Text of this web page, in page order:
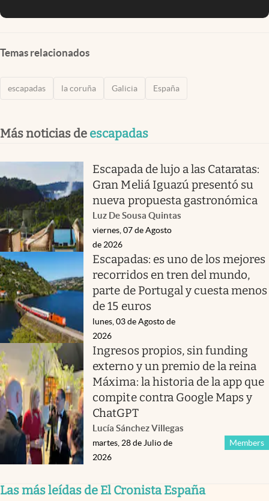
Temas relacionados
escapadas la coruña Galicia España
Más noticias de escapadas
Escapada de lujo a las Cataratas:
Gran Meliá Iguazú presentó su
nueva propuesta gastronómica
Luz De Sousa Quintas
viernes, 07 de Agosto
de 2026
Escapadas: es uno de los mejores
recorridos en tren del mundo,
parte de Portugal y cuesta menos
de 15 euros
lunes, 03 de Agosto de
2026
Ingresos propios, sin funding
externo y un premio de la reina
Máxima: la historia de la app que
compite contra Google Maps y
ChatGPT
Lucía Sánchez Villegas
Members
martes, 28 de Julio de
2026
Las más leídas de El Cronista España